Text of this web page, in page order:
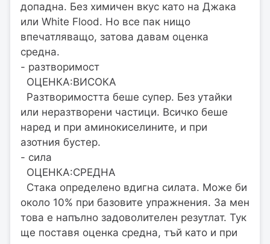
допадна. Без химичен вкус като на Джака
или White Flood. Но все пак нищо
впечатляващо, затова давам оценка
средна.
- разтворимост
ОЦЕНКА:ВИСОКА
Разтворимостта беше супер. Без утайки
или неразтворени частици. Всичко беше
наред и при аминокиселините, и при
азотния бустер.
- сила
ОЦЕНКА:СРЕДНА
Стака определено вдигна силата. Може би
около 10% при базовите упражнения. За мен
това е напълно задоволителен резутлат. Тук
ще поставя оценка средна, тъй като и при